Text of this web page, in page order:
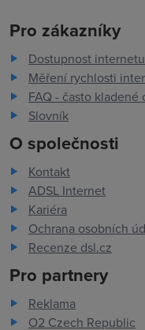
Pro zákazníky
Dostupnost internetu
Měření rychlosti
FAQ - často kladené
Slovník
O společnosti
Kontakt
ADSL Internet
Kariéra
Ochrana osobních
Recenze dsl.cz
Pro partnery
Reklama
O2 Czech Republic